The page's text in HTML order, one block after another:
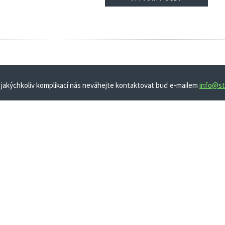
jakýchkoliv komplikací nás neváhejte kontaktovat buď e-mailem